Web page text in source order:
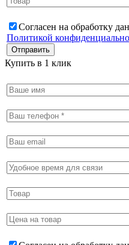
Согласен на обработку
Политикой
Купить в 1 клик